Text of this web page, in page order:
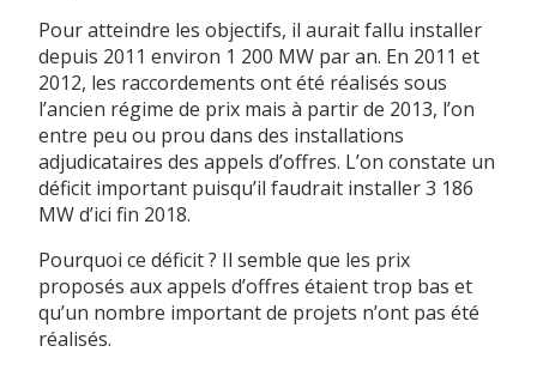
Pour atteindre les objectifs, il aurait fallu installer
depuis 2011 environ 1 200 MW par an. En 2011 et
2012, les raccordements ont été réalisés sous
l’ancien régime de prix mais à partir de 2013, l’on
entre peu ou prou dans des installations
adjudicataires des appels d’offres. L’on constate un
déficit important puisqu’il faudrait installer 3 186
MW d’ici fin 2018.
Pourquoi ce déficit ? Il semble que les prix
proposés aux appels d’offres étaient trop bas et
qu’un nombre important de projets n’ont pas été
réalisés.